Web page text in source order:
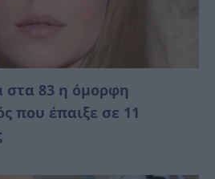
στα 83 η όμορφη
που έπαιξε σε 11